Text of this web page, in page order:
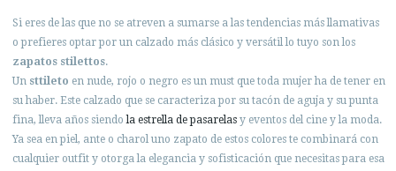
Si eres de las que no se atreven a sumarse a las tendencias más llamativas
o prefieres optar por un calzado más clásico y versátil lo tuyo son los
zapatos stilettos.
Un sttileto en nude, rojo o negro es un must que toda mujer ha de tener en
su haber. Este calzado que se caracteriza por su tacón de aguja y su punta
fina, lleva años siendo la estrella de pasarelas y eventos del cine y la moda.
Ya sea en piel, ante o charol uno zapato de estos colores te combinará con
cualquier outfit y otorga la elegancia y sofisticación que necesitas para esa